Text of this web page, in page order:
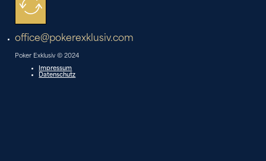
office@pokerexklusiv.com
Poker Exklusiv © 2024
Impressum
Datenschutz